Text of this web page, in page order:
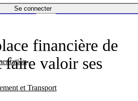
Se connecter
et Transport
Économie
financière de
faire valoir ses